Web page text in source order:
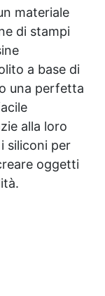
modelli e
e
di
di
di
cm³): 1.08
Parte B:
con
gesso e
e
siliconica
per
per
materiale
di stampi
a base di
una perfetta
alla loro
siliconi per
oggetti